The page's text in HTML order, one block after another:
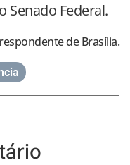
Federal.
de Brasília.